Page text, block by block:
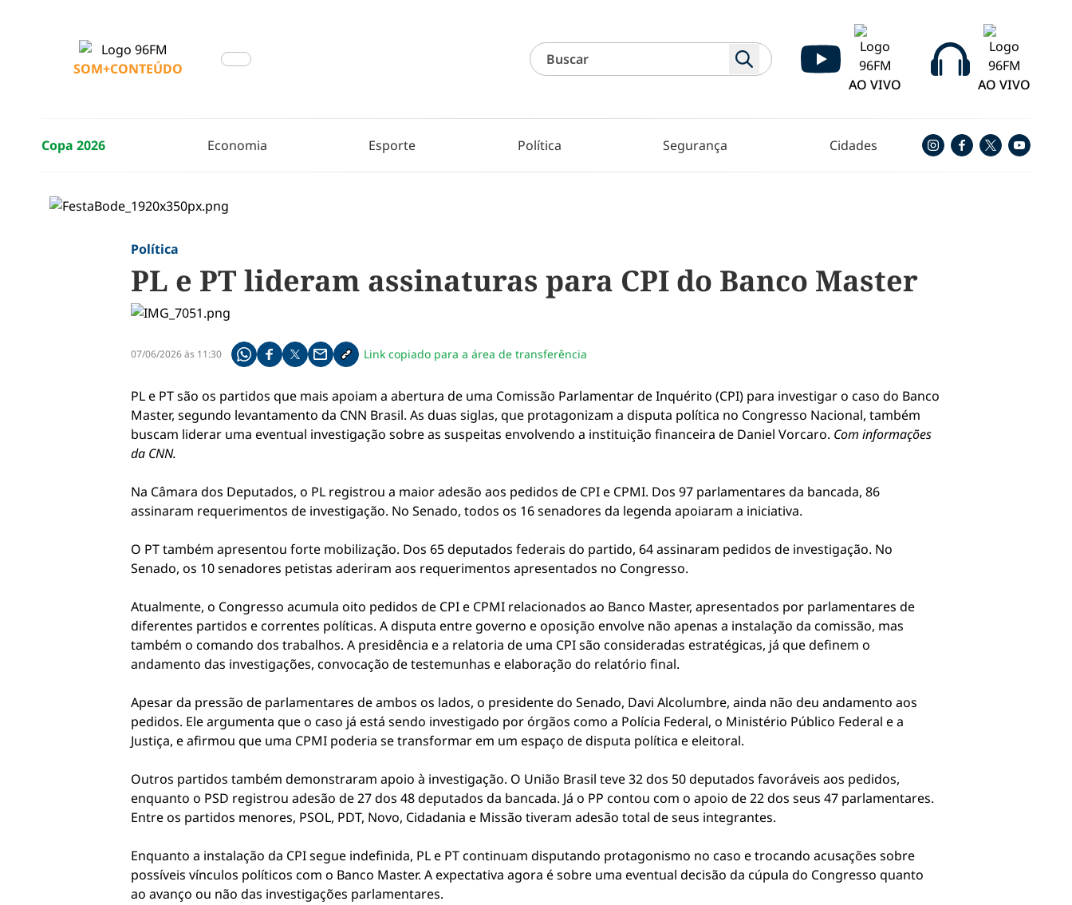
SOM+CONTEÚDO
AO VIVO
AO VIVO
Copa 2026 Economia Esporte Política Segurança Cidades
Política
PL e PT lideram assinaturas para CPI do Banco Master
07/06/2026 às 11:30 Compartilhe pelo whatsapp
Compartilhar no facebook
Compartilhar no twitter
Compartilhe pelo email
Copiar link da notícia
Link copiado para a área de transferência
PL e PT são os partidos que mais apoiam a abertura de uma Comissão Parlamentar de Inquérito (CPI) para investigar o caso do Banco
Master, segundo levantamento da CNN Brasil. As duas siglas, que protagonizam a disputa política no Congresso Nacional, também
buscam liderar uma eventual investigação sobre as suspeitas envolvendo a instituição financeira de Daniel Vorcaro. Com informações
da CNN.
Na Câmara dos Deputados, o PL registrou a maior adesão aos pedidos de CPI e CPMI. Dos 97 parlamentares da bancada, 86
assinaram requerimentos de investigação. No Senado, todos os 16 senadores da legenda apoiaram a iniciativa.
O PT também apresentou forte mobilização. Dos 65 deputados federais do partido, 64 assinaram pedidos de investigação. No
Senado, os 10 senadores petistas aderiram aos requerimentos apresentados no Congresso.
Atualmente, o Congresso acumula oito pedidos de CPI e CPMI relacionados ao Banco Master, apresentados por parlamentares de
diferentes partidos e correntes políticas. A disputa entre governo e oposição envolve não apenas a instalação da comissão, mas
também o comando dos trabalhos. A presidência e a relatoria de uma CPI são consideradas estratégicas, já que definem o
andamento das investigações, convocação de testemunhas e elaboração do relatório final.
Apesar da pressão de parlamentares de ambos os lados, o presidente do Senado, Davi Alcolumbre, ainda não deu andamento aos
pedidos. Ele argumenta que o caso já está sendo investigado por órgãos como a Polícia Federal, o Ministério Público Federal e a
Justiça, e afirmou que uma CPMI poderia se transformar em um espaço de disputa política e eleitoral.
Outros partidos também demonstraram apoio à investigação. O União Brasil teve 32 dos 50 deputados favoráveis aos pedidos,
enquanto o PSD registrou adesão de 27 dos 48 deputados da bancada. Já o PP contou com o apoio de 22 dos seus 47 parlamentares.
Entre os partidos menores, PSOL, PDT, Novo, Cidadania e Missão tiveram adesão total de seus integrantes.
Enquanto a instalação da CPI segue indefinida, PL e PT continuam disputando protagonismo no caso e trocando acusações sobre
possíveis vínculos políticos com o Banco Master. A expectativa agora é sobre uma eventual decisão da cúpula do Congresso quanto
ao avanço ou não das investigações parlamentares.